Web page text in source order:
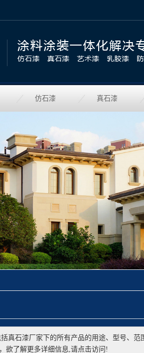
仿石漆 真石漆
真石漆厂家 下的所有产品的用途、型号、
欲了解更多详细信息,请点击访问!